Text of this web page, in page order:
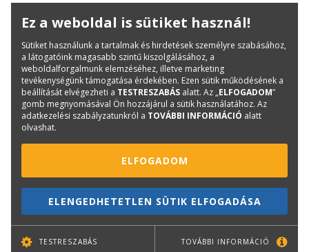
Oldalak száma:
192
Kötészet:
kartonált, ragasztott
Kiadó:
TERC Kft.
Kiadás éve:
2015
Kérdése van?
Bernáth Klára
Könyvesboltvezető
+36 70 670 5194
Ez a weboldal is sütiket használ!
Sütiket használunk a tartalmak és hirdetések személyre szabásához,
a látogatóink magasabb szintű kiszolgálásához, a
weboldalforgalmunk elemzéséhez, illetve marketing
tevékenységünk támogatása érdekében. Ezen sütik működésének a
beállítását elvégezheti a TESTRESZABÁS alatt. Az „ELFOGADOM”
gomb megnyomásával Ön hozzájárul a sütik használatához. Az
adatkezelési szabályzatunkról a TOVÁBBI INFORMÁCIÓ alatt
olvashat.
ELFOGADOM
ELENGEDHETETLEN SÜTIK ELFOGADÁSA
TESTRESZABÁS TOVÁBBI INFORMÁCIÓ